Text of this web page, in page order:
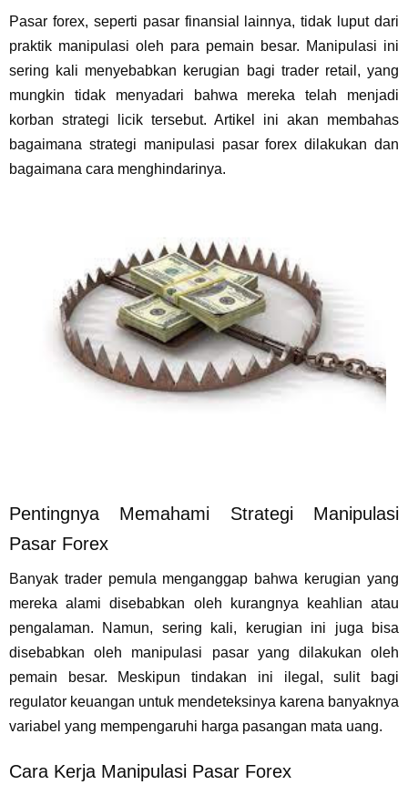
Pasar forex, seperti pasar finansial lainnya, tidak luput dari
praktik manipulasi oleh para pemain besar. Manipulasi ini
sering kali menyebabkan kerugian bagi trader retail, yang
mungkin tidak menyadari bahwa mereka telah menjadi
korban strategi licik tersebut. Artikel ini akan membahas
bagaimana strategi manipulasi pasar forex dilakukan dan
bagaimana cara menghindarinya.
Pentingnya Memahami Strategi Manipulasi
Pasar Forex
Banyak trader pemula menganggap bahwa kerugian yang
mereka alami disebabkan oleh kurangnya keahlian atau
pengalaman. Namun, sering kali, kerugian ini juga bisa
disebabkan oleh manipulasi pasar yang dilakukan oleh
pemain besar. Meskipun tindakan ini ilegal, sulit bagi
regulator keuangan untuk mendeteksinya karena banyaknya
variabel yang mempengaruhi harga pasangan mata uang.
Cara Kerja Manipulasi Pasar Forex